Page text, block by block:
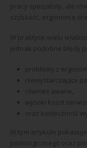
pracy specjalisty, ale
szybkość, ergonomię
W praktyce wielu
jednak podobne błędy
problemy z
niewystarczające
również awarie,
wysoki koszt
oraz konieczność
W tym artykule
podologicznego oraz